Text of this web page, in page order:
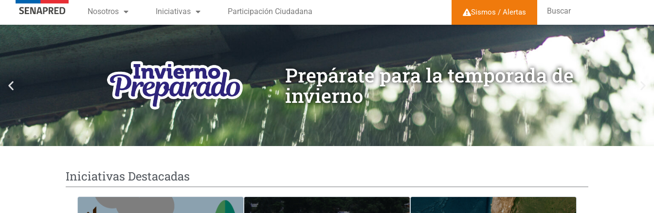
contenido
Nosotros Iniciativas Participación Ciudadana Sismos / Alertas Buscar
Prepárate para la temporada de
invierno
Iniciativas Destacadas